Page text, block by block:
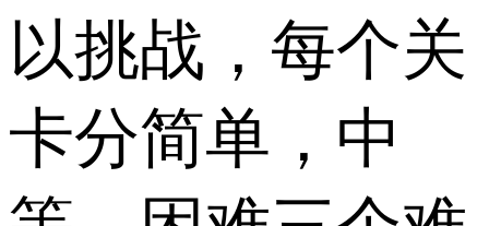
以挑战，每个关
卡分简单，中